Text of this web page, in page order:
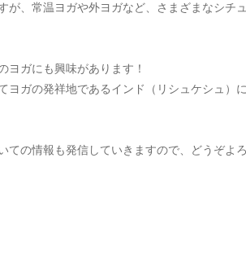
が、常温ヨガや外ヨガなど、さまざまなシチ
ヨガにも興味があります！
ヨガの発祥地であるインド（リシュケシュ）
ての情報も発信していきますので、どうぞよ